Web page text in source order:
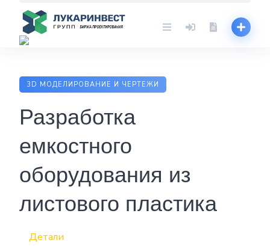
content
3D МОДЕЛИРОВАНИЕ И ЧЕРТЕЖИ
Разработка
емкостного
оборудования из
листового пластика
Детали